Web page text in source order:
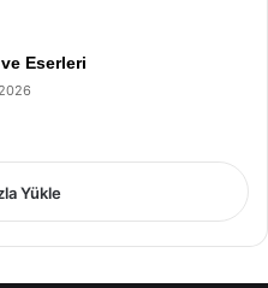
Eserleri
Yükle